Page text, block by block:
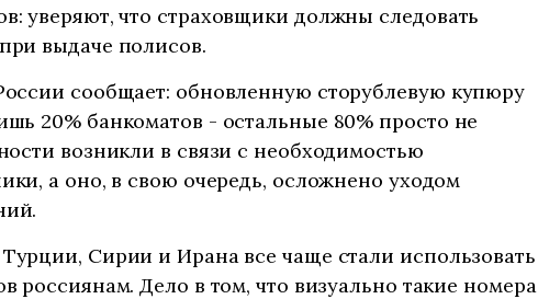
уверяют, что страховщики должны следовать
выдаче полисов.
сообщает: обновленную сторублевую купюру
20% банкоматов - остальные 80% просто не
возникли в связи с необходимостью
а оно, в свою очередь, осложнено уходом
Сирии и Ирана все чаще стали использовать
россиянам. Дело в том, что визуально такие номера